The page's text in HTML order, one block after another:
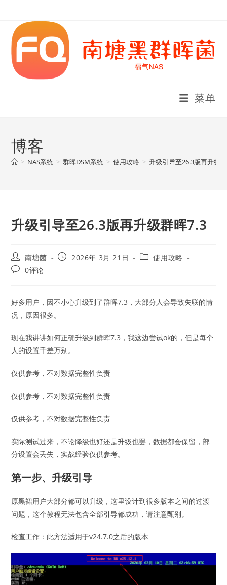
content
菜单
博客
> NAS系统 > 群晖DSM系统 > 使用攻略 > 升级引导至26.3版再升级
升级引导至26.3版再升级群晖7.3
Post
author:
南塘菌
Post2026年 3月 21日
Post使用攻略
Post0评论
好多用户，因不小心升级到了群晖7.3，大部分人会导致失联的情
况，原因很多。
现在我讲讲如何正确升级到群晖7.3，我这边尝试ok的，但是每个
人的设置千差万别。
仅供参考，不对数据完整性负责
仅供参考，不对数据完整性负责
仅供参考，不对数据完整性负责
实际测试过来，不论降级也好还是升级也罢，数据都会保留，部
分设置会丢失，实战经验仅供参考。
第一步、升级引导
原黑裙用户大部分都可以升级，这里设计到很多版本之间的过渡
问题，这个教程无法包含全部引导都成功，请注意甄别。
检查工作：此方法适用于v24.7.0之后的版本